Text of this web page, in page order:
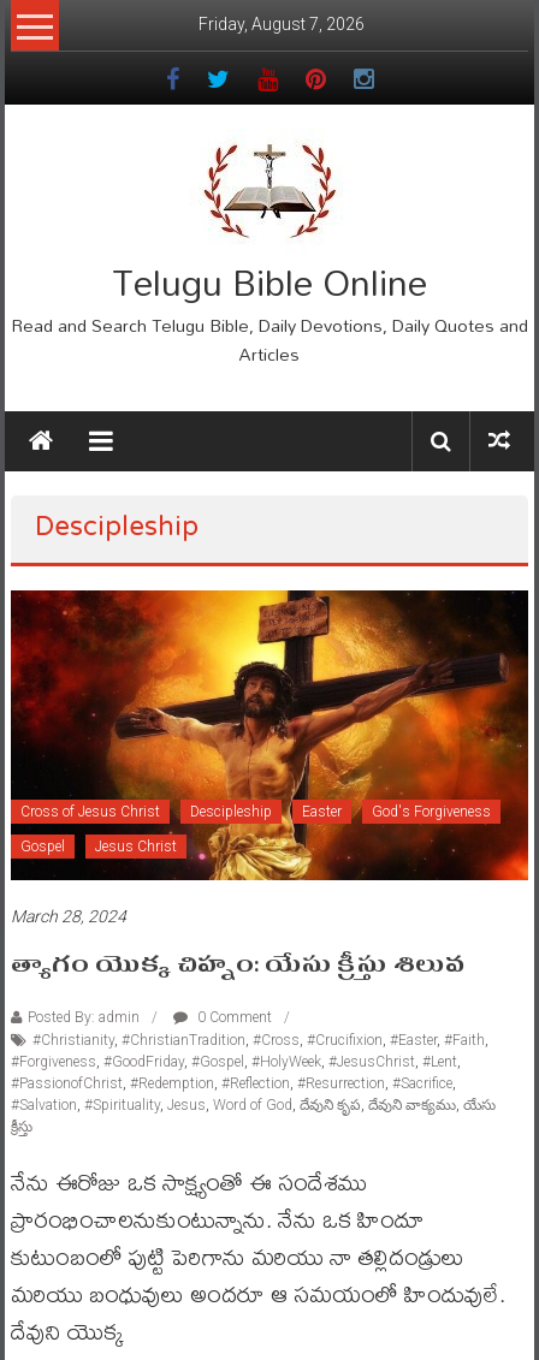
Skip
to
Friday, August 7, 2026
Telugu Bible Online
Read and Search Telugu Bible, Daily Devotions, Daily Quotes and
Articles
Descipleship
Cross of Jesus Christ Descipleship Easter God's Forgiveness
Gospel Jesus Christ
March 28, 2024
త్యాగం యొక్క చిహ్నం: యేసు క్రీస్తు శిలువ
Posted By: admin
0 Comment
#Christianity, #ChristianTradition #Cross #Crucifixion #Easter, #Faith
#Forgiveness #GoodFriday, #Gospel #HolyWeek, #JesusChrist #Lent
#PassionofChrist #Redemption #Reflection #Resurrection #Sacrifice,
#Salvation #Spirituality, Jesus Word of God దేవుని కృప దేవుని వాక్యము, యేసు
క్రీస్తు
నేను ఈరోజు ఒక సాక్ష్యంతో ఈ సందేశము
ప్రారంభించాలనుకుంటున్నాను. నేను ఒక హిందూ
కుటుంబంలో పుట్టి పెరిగాను మరియు నా తల్లిదండ్రులు
మరియు బంధువులు అందరూ ఆ సమయంలో హిందువులే.
దేవుని యొక్క